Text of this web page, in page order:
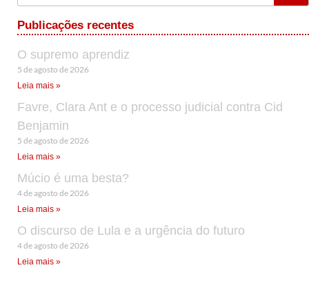
Publicações recentes
O supremo aprendiz
5 de agosto de 2026
Leia mais »
Favre, Clara Ant e o processo judicial contra Cid
Benjamin
5 de agosto de 2026
Leia mais »
Múcio é uma besta?
4 de agosto de 2026
Leia mais »
O discurso de Lula e a urgência do futuro
4 de agosto de 2026
Leia mais »